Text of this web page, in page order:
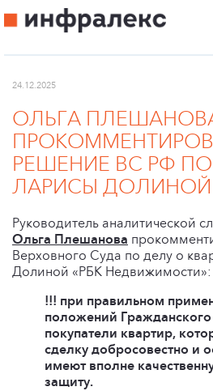
24.12.2025
ОЛЬГА
РЕШЕНИЕ ВС РФ
ЛАРИСЫ ДОЛИНОЙ
Руководитель аналитической
Ольга Плешанова
Верховного Суда по делу о
Долиной «РБК Недвижимости»:
!!! при правильном
положений Гражданского
покупатели квартир,
сделку добросовестно и
имеют вполне
защиту.